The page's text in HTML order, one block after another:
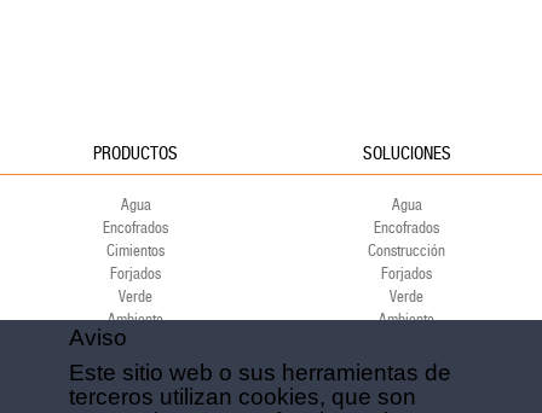
PRODUCTOS
Agua
Encofrados
Cimientos
Forjados
Verde
Ambiente
Deporte
SOLUCIONES
Agua
Encofrados
Construcción
Forjados
Verde
Ambiente
IMAGEN EMPRESARIAL ECO-COMPATIBILITAD
Aviso
Este sitio web o sus herramientas de
terceros utilizan cookies, que son